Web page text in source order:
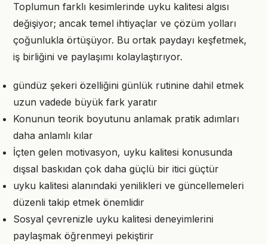
Toplumun farklı kesimlerinde uyku kalitesi algısı
değişiyor; ancak temel ihtiyaçlar ve çözüm yolları
çoğunlukla örtüşüyor. Bu ortak paydayı keşfetmek,
iş birliğini ve paylaşımı kolaylaştırıyor.
gündüz şekeri özelliğini günlük rutinine dahil etmek
uzun vadede büyük fark yaratır
Konunun teorik boyutunu anlamak pratik adımları
daha anlamlı kılar
İçten gelen motivasyon, uyku kalitesi konusunda
dışsal baskıdan çok daha güçlü bir itici güçtür
uyku kalitesi alanındaki yenilikleri ve güncellemeleri
düzenli takip etmek önemlidir
Sosyal çevrenizle uyku kalitesi deneyimlerini
paylaşmak öğrenmeyi pekiştirir